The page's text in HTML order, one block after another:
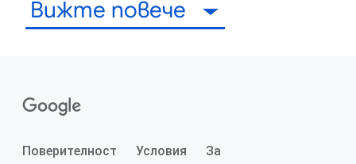
Вижте повече
Поверителност Условия За